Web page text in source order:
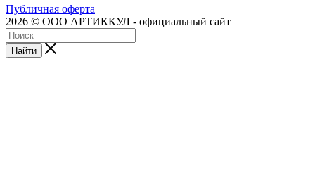
Публичная оферта
2026 © ООО АРТИККУЛ - официальный сайт
Найти